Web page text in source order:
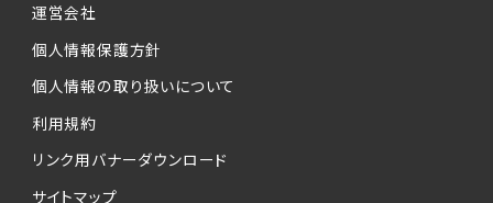
運営会社
個人情報保護方針
個人情報の取り扱いについて
利用規約
リンク用バナーダウンロード
サイトマップ